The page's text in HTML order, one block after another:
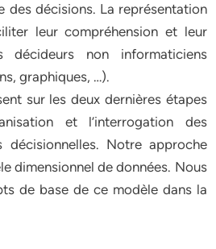
des décisions. La représentation
leur compréhension et leur
décideurs non informaticiens
graphiques, …).
sur les deux dernières étapes
et l’interrogation des
décisionnelles. Notre approche
dimensionnel de données. Nous
de base de ce modèle dans la